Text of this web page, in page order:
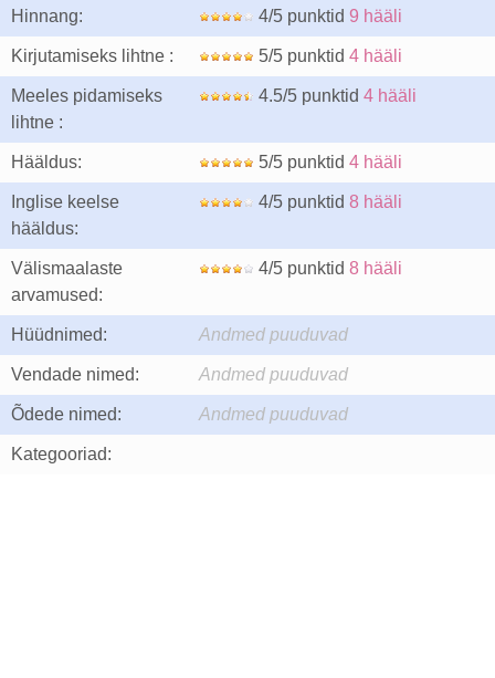
Hinnang: 4/5 punktid 9 hääli
Kirjutamiseks lihtne : 5/5 punktid 4 hääli
Meeles pidamiseks
lihtne :
4.5/5 punktid 4 hääli
Hääldus: 5/5 punktid 4 hääli
Inglise keelse
hääldus:
4/5 punktid 8 hääli
Välismaalaste
arvamused:
4/5 punktid 8 hääli
Hüüdnimed: Andmed puuduvad
Vendade nimed: Andmed puuduvad
Õdede nimed: Andmed puuduvad
Kategooriad: